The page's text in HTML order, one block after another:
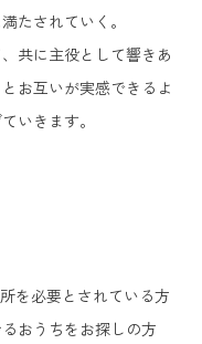
たされていく。
共に主役として響きあ
お互いが実感できるよ
いきます。
を必要とされている方
おうちをお探しの方